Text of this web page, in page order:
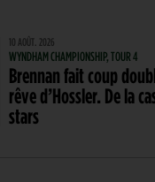
10 AOÛT. 2026
WYNDHAM CHAMPIONSHIP, TOUR 4
Brennan fait coup
rêve d’Hossler. De la
stars